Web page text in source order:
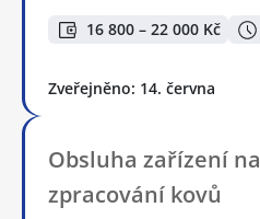
16 800 – 22 000 Kč
Zveřejněno: 14. června
Obsluha zařízení na
zpracování kovů